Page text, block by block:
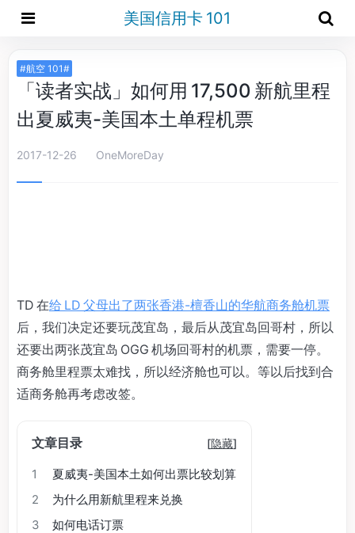
美国信用卡 101
#航空 101#
「读者实战」如何用 17,500 新航里程
出夏威夷-美国本土单程机票
2017-12-26 OneMoreDay
TD 在给 LD 父母出了两张香港-檀香山的华航商务舱机票
后，我们决定还要玩茂宜岛，最后从茂宜岛回哥村，所以
还要出两张茂宜岛 OGG 机场回哥村的机票，需要一停。
商务舱里程票太难找，所以经济舱也可以。等以后找到合
适商务舱再考虑改签。
文章目录 [隐藏]
1
夏威夷-美国本土如何出票比较划算
2
为什么用新航里程来兑换
3
如何电话订票